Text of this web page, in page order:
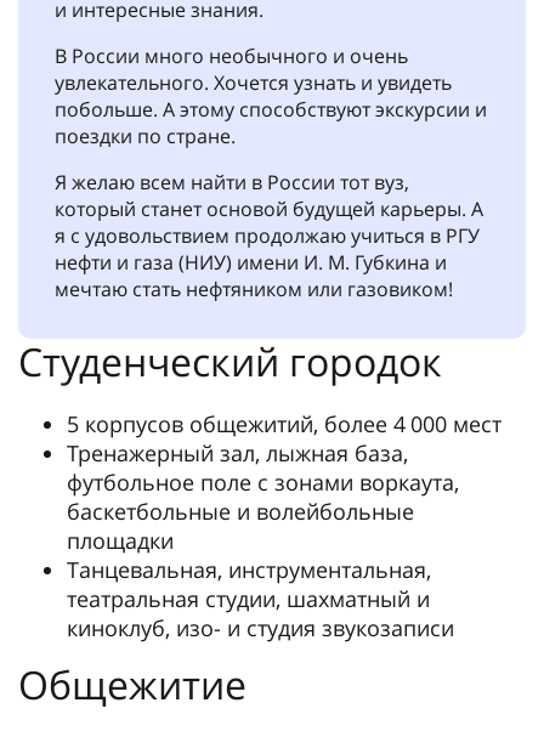
и интересные знания.
В России много необычного и очень
увлекательного. Хочется узнать и увидеть
побольше. А этому способствуют экскурсии и
поездки по стране.
Я желаю всем найти в России тот вуз,
который станет основой будущей карьеры. А
я с удовольствием продолжаю учиться в РГУ
нефти и газа (НИУ) имени И. М. Губкина и
мечтаю стать нефтяником или газовиком!
Студенческий городок
5 корпусов общежитий, более 4 000 мест
Тренажерный зал, лыжная база,
футбольное поле с зонами воркаута,
баскетбольные и волейбольные
площадки
Танцевальная, инструментальная,
театральная студии, шахматный и
киноклуб, изо- и студия звукозаписи
Общежитие